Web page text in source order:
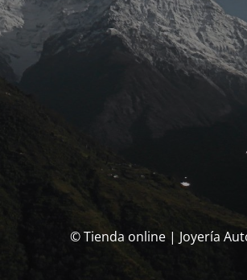
© Tienda online | Joyería